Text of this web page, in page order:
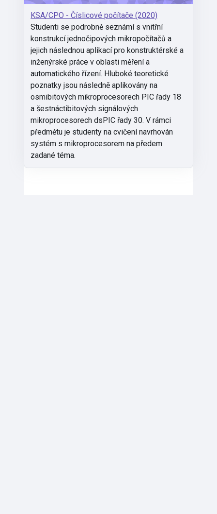
KSA/CPO - Číslicové počítače (2020)
Studenti se podrobně seznámí s vnitřní
konstrukcí jednočipových mikropočítačů a
jejich následnou aplikací pro konstruktérské a
inženýrské práce v oblasti měření a
automatického řízení. Hluboké teoretické
poznatky jsou následně aplikovány na
osmibitových mikroprocesorech PIC řady 18
a šestnáctibitových signálových
mikroprocesorech dsPIC řady 30. V rámci
předmětu je studenty na cvičení navrhován
systém s mikroprocesorem na předem
zadané téma.